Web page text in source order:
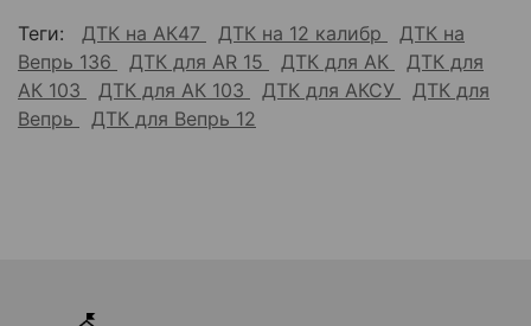
Теги: ДТК на АК47 ДТК на 12 калибр
ДТК на
Вепрь 136
ДТК для AR 15 ДТК для АК
ДТК для
АК 103
ДТК для АК 103 ДТК для АКСУ
ДТК для
Вепрь
ДТК для Вепрь 12